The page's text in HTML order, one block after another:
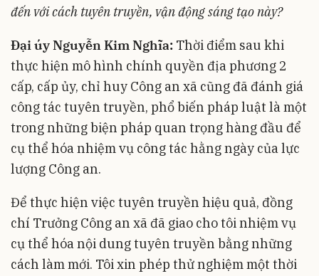
đến với cách tuyên truyền, vận động sáng tạo này?
Đại úy Nguyễn Kim Nghĩa: Thời điểm sau khi
thực hiện mô hình chính quyền địa phương 2
cấp, cấp ủy, chỉ huy Công an xã cũng đã đánh giá
công tác tuyên truyền, phổ biến pháp luật là một
trong những biện pháp quan trọng hàng đầu để
cụ thể hóa nhiệm vụ công tác hằng ngày của lực
lượng Công an.
Để thực hiện việc tuyên truyền hiệu quả, đồng
chí Trưởng Công an xã đã giao cho tôi nhiệm vụ
cụ thể hóa nội dung tuyên truyền bằng những
cách làm mới. Tôi xin phép thử nghiệm một thời